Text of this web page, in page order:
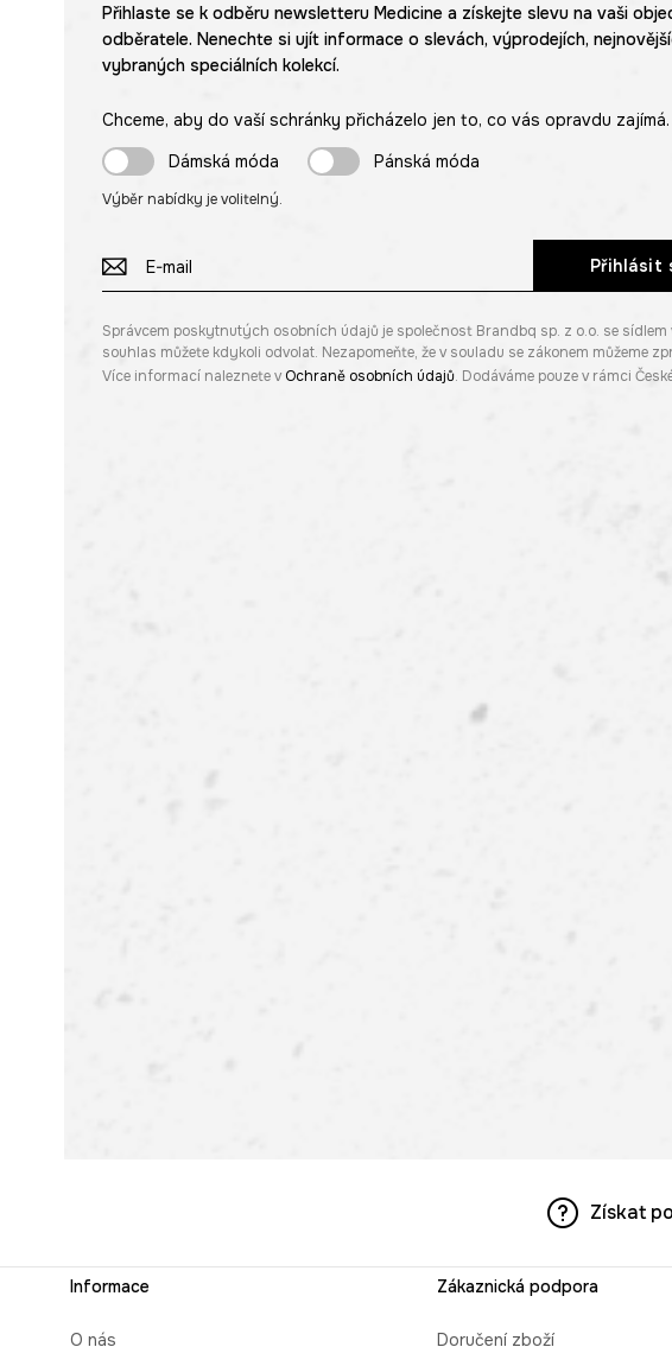
Přihlaste se k odběru newsletteru Medicine a získejte slevu na vaši
odběratele. Nenechte si ujít informace o slevách, výprodejích,
vybraných speciálních kolekcí.
Chceme, aby do vaší schránky přicházelo jen to, co vás opravdu
Dámská móda
Pánská móda
Výběr nabídky je volitelný.
Přihlásit
Správcem poskytnutých osobních údajů je společnost Brandbq sp. z o.o. se sídlem
souhlas můžete kdykoli odvolat. Nezapomeňte, že v souladu se zákonem můžeme
Více informací naleznete v Ochraně osobních údajů. Dodáváme pouze v rámci
Získat
Informace
O nás
Zákaznická podpora
Doručení zboží